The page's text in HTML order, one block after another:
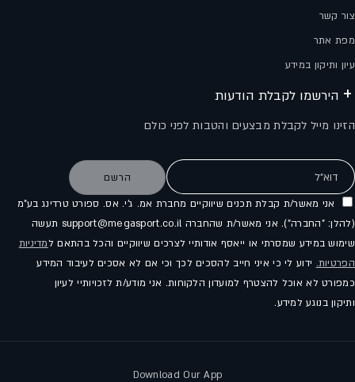
צור קשר
מפת אתר
עיון ותיקון במידע
הירשמו לקבלת הודעות
הזינו מייל לקבלת מבצעים והטבות לפני כולם
דוא"ל הרשם
אני מאשר/ת קבלת תכנים שיווקיים מחברת אמ. ג'י. אס. ספורט טרדינג בע"מ
(להלן: "החברה"). אני מאשר/ת שהחברה support@megasport.co.il תעשה
שימוש במידע שמסרתי או ייאסף אודותיי לצרכים שיווקיים והכל בהתאם למדיניות
הפרטיות. ידוע לי כי איני חייב להסכים לכך וכי אם לא אסכים לעיבוד המידע
כמפורט לא אוכל להצטרף למועדון הלקוחות. אני מודע/ת לזכויותיי לעיון
ותיקון בנוגע למידע.
Download Our App